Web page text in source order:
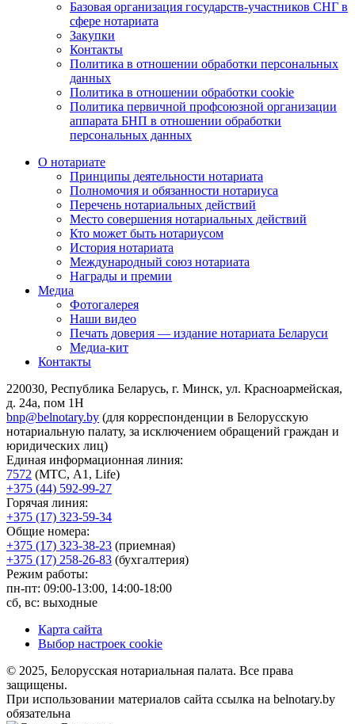
Базовая организация государств-участников СНГ в
сфере нотариата
Закупки
Контакты
Политика в отношении обработки персональных
данных
Политика в отношении обработки cookie
Политика первичной профсоюзной организации
аппарата БНП в отношении обработки
персональных данных
О нотариате
Принципы деятельности нотариата
Полномочия и обязанности нотариуса
Перечень нотариальных действий
Место совершения нотариальных действий
Кто может быть нотариусом
История нотариата
Международный союз нотариата
Награды и премии
Медиа
Фотогалерея
Наши видео
Печать доверия — издание нотариата Беларуси
Медиа-кит
Контакты
220030, Республика Беларусь, г. Минск, ул. Красноармейская,
д. 24а, пом 1Н
bnp@belnotary.by (для корреспонденции в Белорусскую
нотариальную палату, за исключением обращений граждан и
юридических лиц)
Единая информационная линия:
7572 (МТС, A1, Life)
+375 (44) 592-99-27
Горячая линия:
+375 (17) 323-59-34
Общие номера:
+375 (17) 323-38-23 (приемная)
+375 (17) 258-26-83 (бухгалтерия)
Режим работы:
пн-пт: 09:00-13:00, 14:00-18:00
сб, вс: выходные
Карта сайта
Выбор настроек cookie
© 2025, Белорусская нотариальная палата. Все права
защищены.
При использовании материалов сайта ссылка на belnotary.by
обязательна